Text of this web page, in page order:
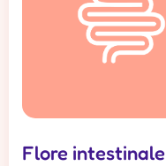
Flore intestinale